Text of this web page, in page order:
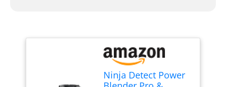
Ninja Detect Power